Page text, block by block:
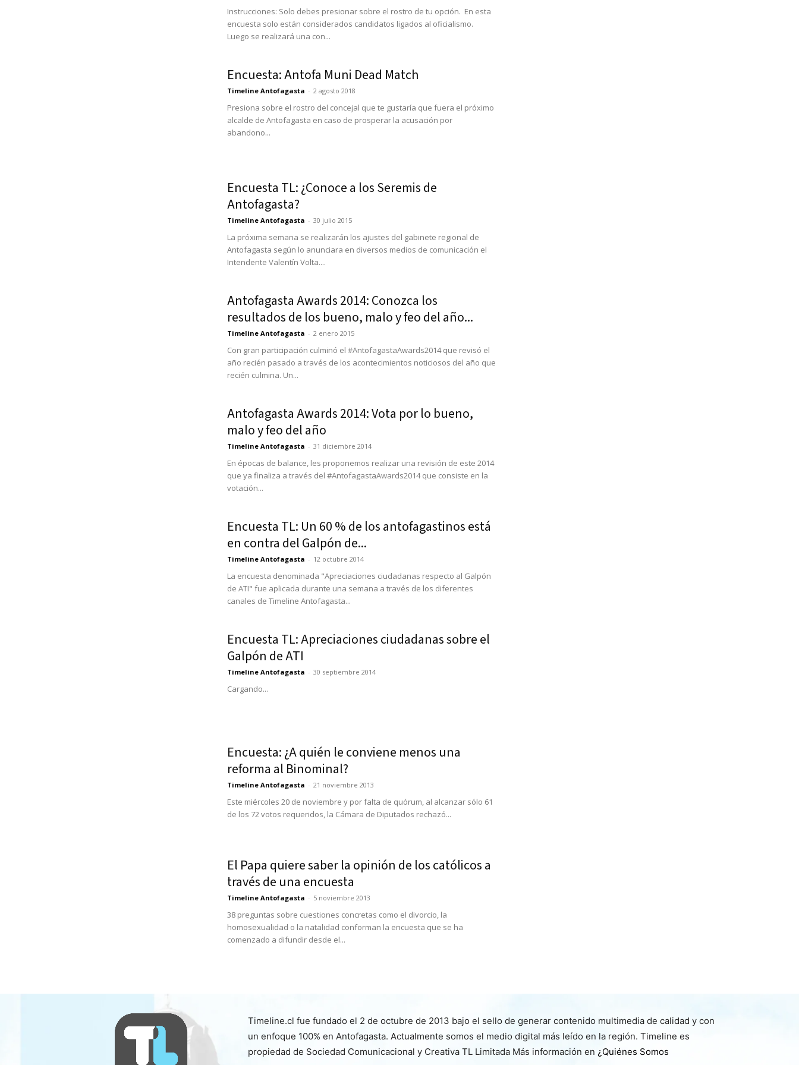
Instrucciones: Solo debes presionar sobre el rostro de tu opción. En esta
encuesta solo están considerados candidatos ligados al oficialismo.
Luego se realizará una con...
Encuesta: Antofa Muni Dead Match
Timeline Antofagasta - 2 agosto 2018
Presiona sobre el rostro del concejal que te gustaría que fuera el próximo
alcalde de Antofagasta en caso de prosperar la acusación por
abandono...
Encuesta TL: ¿Conoce a los Seremis de
Antofagasta?
Timeline Antofagasta - 30 julio 2015
La próxima semana se realizarán los ajustes del gabinete regional de
Antofagasta según lo anunciara en diversos medios de comunicación el
Intendente Valentín Volta....
Antofagasta Awards 2014: Conozca los
resultados de los bueno, malo y feo del año...
Timeline Antofagasta - 2 enero 2015
Con gran participación culminó el #AntofagastaAwards2014 que revisó el
año recién pasado a través de los acontecimientos noticiosos del año que
recién culmina. Un...
Antofagasta Awards 2014: Vota por lo bueno,
malo y feo del año
Timeline Antofagasta - 31 diciembre 2014
En épocas de balance, les proponemos realizar una revisión de este 2014
que ya finaliza a través del #AntofagastaAwards2014 que consiste en la
votación...
Encuesta TL: Un 60 % de los antofagastinos está
en contra del Galpón de...
Timeline Antofagasta - 12 octubre 2014
La encuesta denominada "Apreciaciones ciudadanas respecto al Galpón
de ATI" fue aplicada durante una semana a través de los diferentes
canales de Timeline Antofagasta...
Encuesta TL: Apreciaciones ciudadanas sobre el
Galpón de ATI
Timeline Antofagasta - 30 septiembre 2014
Cargando...
Encuesta: ¿A quién le conviene menos una
reforma al Binominal?
Timeline Antofagasta - 21 noviembre 2013
Este miércoles 20 de noviembre y por falta de quórum, al alcanzar sólo 61
de los 72 votos requeridos, la Cámara de Diputados rechazó...
El Papa quiere saber la opinión de los católicos a
través de una encuesta
Timeline Antofagasta - 5 noviembre 2013
38 preguntas sobre cuestiones concretas como el divorcio, la
homosexualidad o la natalidad conforman la encuesta que se ha
comenzado a difundir desde el...
Timeline.cl fue fundado el 2 de octubre de 2013 bajo el sello de generar contenido multimedia de calidad y con
un enfoque 100% en Antofagasta. Actualmente somos el medio digital más leído en la región. Timeline es
propiedad de Sociedad Comunicacional y Creativa TL Limitada Más información en ¿Quiénes Somos